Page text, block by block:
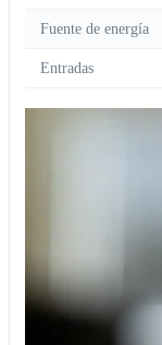
Fuente de energía
Entradas